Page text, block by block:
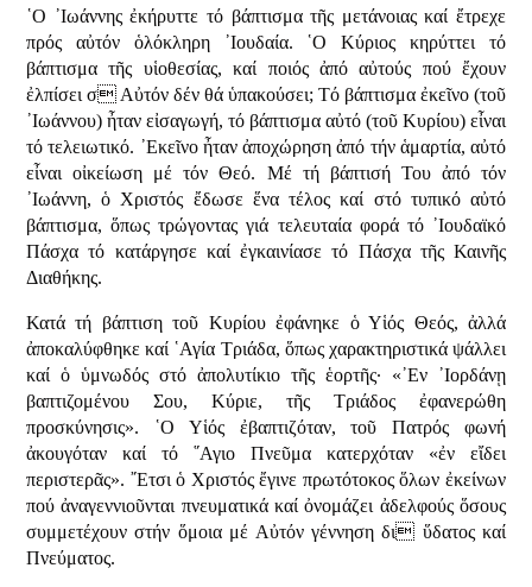
῾Ο ᾿Ιωάννης ἐκήρυττε τό βάπτισμα τῆς μετάνοιας καί ἔτρεχε
πρός αὐτόν ὁλόκληρη ᾿Ιουδαία. ῾Ο Κύριος κηρύττει τό
βάπτισμα τῆς υἱοθεσίας, καί ποιός ἀπό αὐτούς πού ἔχουν
ἐλπίσει σ Αὐτόν δέν θά ὑπακούσει; Τό βάπτισμα ἐκεῖνο (τοῦ
᾿Ιωάννου) ἦταν εἰσαγωγή, τό βάπτισμα αὐτό (τοῦ Κυρίου) εἶναι
τό τελειωτικό. ᾿Εκεῖνο ἦταν ἀποχώρηση ἀπό τήν ἁμαρτία, αὐτό
εἶναι οἰκείωση μέ τόν Θεό. Μέ τή βάπτισή Του ἀπό τόν
᾿Ιωάννη, ὁ Χριστός ἔδωσε ἕνα τέλος καί στό τυπικό αὐτό
βάπτισμα, ὅπως τρώγοντας γιά τελευταία φορά τό ᾿Ιουδαϊκό
Πάσχα τό κατάργησε καί ἐγκαινίασε τό Πάσχα τῆς Καινῆς
Διαθήκης.
Κατά τή βάπτιση τοῦ Κυρίου ἐφάνηκε ὁ Υἱός Θεός, ἀλλά
ἀποκαλύφθηκε καί ῾Αγία Τριάδα, ὅπως χαρακτηριστικά ψάλλει
καί ὁ ὑμνωδός στό ἀπολυτίκιο τῆς ἑορτῆς· «᾿Εν ᾿Ιορδάνῃ
βαπτιζομένου Σου, Κύριε, τῆς Τριάδος ἐφανερώθη
προσκύνησις». ῾Ο Υἱός ἐβαπτιζόταν, τοῦ Πατρός φωνή
ἀκουγόταν καί τό ῞Αγιο Πνεῦμα κατερχόταν «ἐν εἴδει
περιστερᾶς». ῎Ετσι ὁ Χριστός ἔγινε πρωτότοκος ὅλων ἐκείνων
πού ἀναγεννιοῦνται πνευματικά καί ὀνομάζει ἀδελφούς ὅσους
συμμετέχουν στήν ὅμοια μέ Αὐτόν γέννηση δι ὕδατος καί
Πνεύματος.